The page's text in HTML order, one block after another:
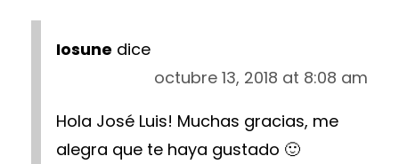
Iosune dice
octubre 13, 2018 at 8:08 am
Hola José Luis! Muchas gracias, me
alegra que te haya gustado 🙂